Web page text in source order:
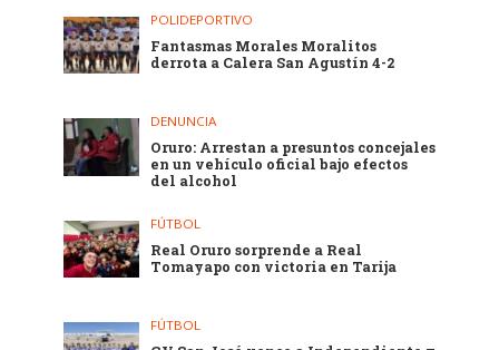
POLIDEPORTIVO
Fantasmas Morales Moralitos
derrota a Calera San Agustín 4-2
DENUNCIA
Oruro: Arrestan a presuntos concejales
en un vehículo oficial bajo efectos
del alcohol
FÚTBOL
Real Oruro sorprende a Real
Tomayapo con victoria en Tarija
FÚTBOL